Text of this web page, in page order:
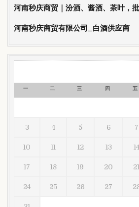
河南秒庆商贸｜汾酒、酱酒、茶叶，
河南秒庆商贸有限公司_白酒供应商
一 二 三 四 五
3 4 5 6 7
10 11 12 13 14
17 18 19 20 21
24 25 26 27